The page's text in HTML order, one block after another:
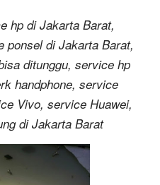
hp di Jakarta Barat,
ponsel di Jakarta Barat,
ditunggu, service hp
handphone, service
Vivo, service Huawei,
di Jakarta Barat